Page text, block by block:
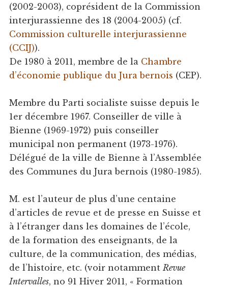
(2002-2003), coprésident de la Commission
interjurassienne des 18 (2004-2005) (cf.
Commission culturelle interjurassienne
(CCIJ)).
De 1980 à 2011, membre de la Chambre
d’économie publique du Jura bernois (CEP).
Membre du Parti socialiste suisse depuis le
1er décembre 1967. Conseiller de ville à
Bienne (1969-1972) puis conseiller
municipal non permanent (1973-1976).
Délégué de la ville de Bienne à l’Assemblée
des Communes du Jura bernois (1980-1985).
M. est l’auteur de plus d’une centaine
d’articles de revue et de presse en Suisse et
à l’étranger dans les domaines de l’école,
de la formation des enseignants, de la
culture, de la communication, des médias,
de l’histoire, etc. (voir notamment Revue
Intervalles, no 91 Hiver 2011, « Formation